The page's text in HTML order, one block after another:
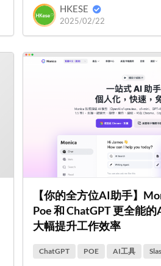
HKESE
2025/02/22
【你的全方位AI助手】
Poe 和 ChatGPT 更全能
大幅提升工作效率
ChatGPT POE AI工具